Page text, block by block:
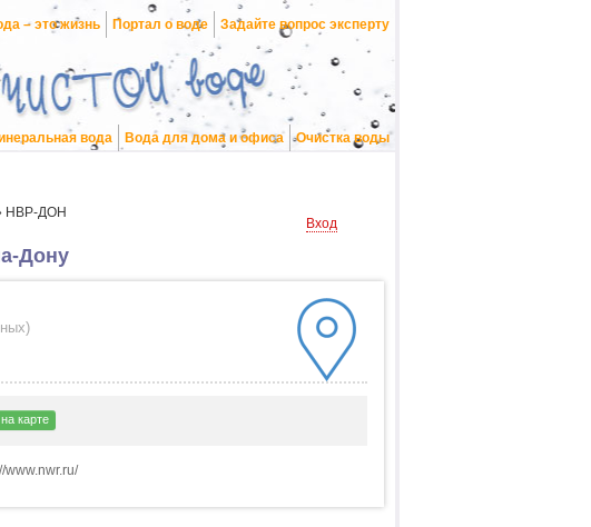
– это жизнь Портал о воде Задайте вопрос эксперту
вода Вода для дома и офиса Очистка воды
НВР-ДОН
Вход
Дону
)
карте
www.nwr.ru/